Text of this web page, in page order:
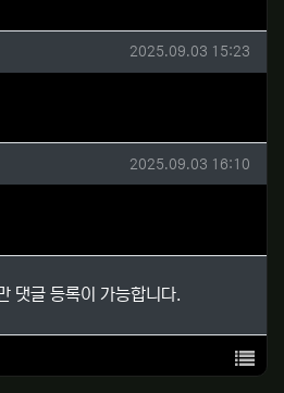
댓글 작성일
2025.09.03 15:23
댓글 작성일
2025.09.03 16:10
댓글 등록이 가능합니다.
목록